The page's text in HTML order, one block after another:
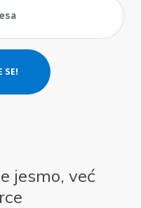
jesmo, već